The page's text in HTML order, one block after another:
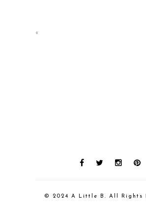
«
© 2024 A Little B. All Rights